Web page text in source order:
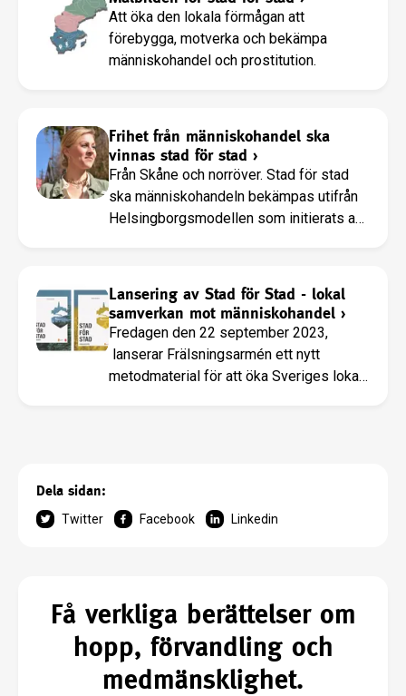
skall få fart i utvecklingen av en lokal,
gemensam plattform för ert arbete mot
människohandel.
Att öka den lokala förmågan att
förebygga, motverka och bekämpa
människohandel och prostitution.
Frihet från människohandel ska
vinnas stad för stad ›
Från Skåne och norröver. Stad för stad
ska människohandeln bekämpas utifrån
Helsingborgsmodellen som initierats av
underlätta spridandet av arbetet över
landet.
Lansering av Stad för Stad - lokal
samverkan mot människohandel ›
Fredagen den 22 september 2023,
lanserar Frälsningsarmén ett nytt
metodmaterial för att öka Sveriges lokala
Frälsningsarmén.
Dela sidan:
Twitter Facebook Linkedin
Få verkliga berättelser om
hopp, förvandling och
medmänsklighet.